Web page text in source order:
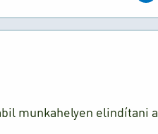
munkahelyen elindítani a